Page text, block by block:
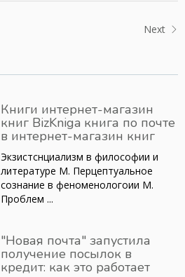
Next
Книги интернет-магазин
книг BizKniga книга по почте
в интернет-магазин книг
Экзистснциализм в философии и
литературе М. Перцептуальное
сознание в феноменологоии М.
Проблем ...
"Новая почта" запустила
получение посылок в
кредит: как это работает